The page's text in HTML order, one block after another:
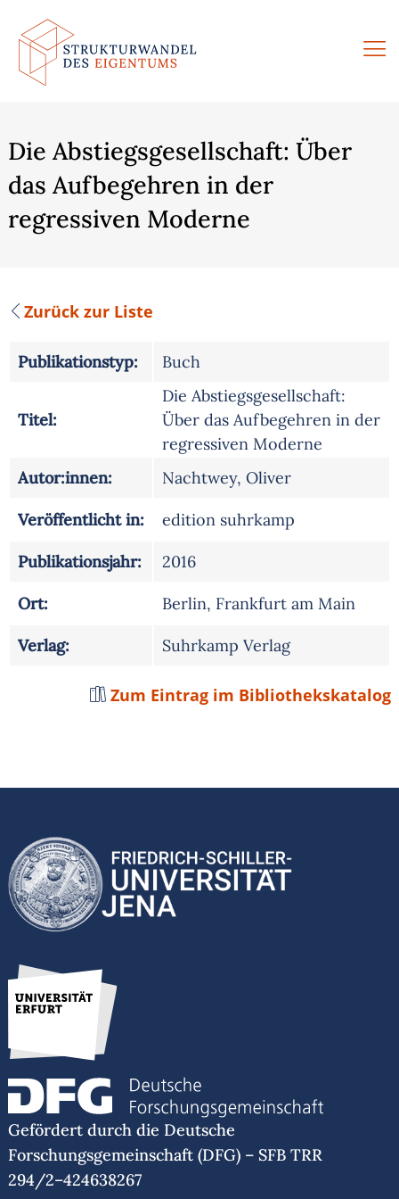
Zum
Inhalt
springen
Die Abstiegsgesellschaft: Über
das Aufbegehren in der
regressiven Moderne
Zurück zur Liste
Publikationstyp: Buch
Titel:
Die Abstiegsgesellschaft:
Über das Aufbegehren in der
regressiven Moderne
Autor:innen:
Nachtwey, Oliver
Veröffentlicht in: edition suhrkamp
Publikationsjahr: 2016
Ort: Berlin, Frankfurt am Main
Verlag: Suhrkamp Verlag
Zum Eintrag im Bibliothekskatalog
Gefördert durch die Deutsche
Forschungsgemeinschaft (DFG) – SFB TRR
294/2–424638267